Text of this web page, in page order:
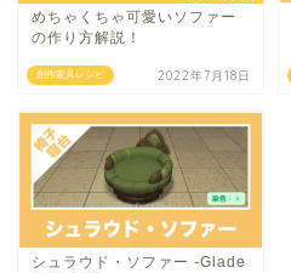
創作家具レシピ
めちゃくちゃ可愛いソファー
の作り方解説！
2022年7月18日
シュラウド・ソファー -Glade